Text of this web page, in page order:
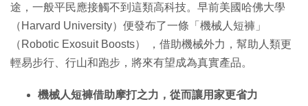
途，一般平民應接觸不到這類高科技。早前美國哈佛大學
（Harvard University）便發布了一條「機械人短褲」
（Robotic Exosuit Boosts） ，借助機械外力，幫助人類更
輕易步行、行山和跑步，將來有望成為真實產品。
機械人短褲借助摩打之力，從而讓用家更省力